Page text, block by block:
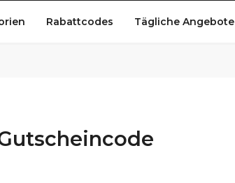
Rabattcodes Tägliche Angebote